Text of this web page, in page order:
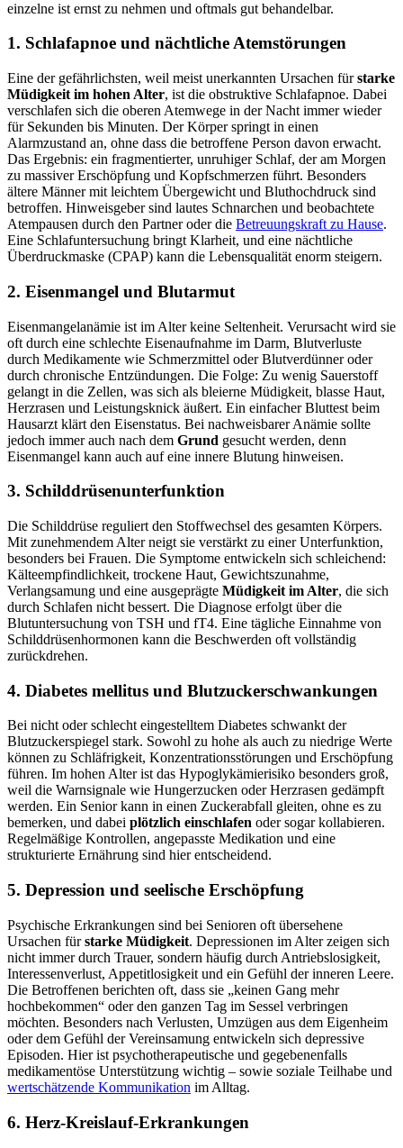
einzelne ist ernst zu nehmen und oftmals gut behandelbar.
1. Schlafapnoe und nächtliche Atemstörungen
Eine der gefährlichsten, weil meist unerkannten Ursachen fürstarke
Müdigkeit im hohen Alter, ist die obstruktive Schlafapnoe. Dabei
verschlafen sich die oberen Atemwege in der Nacht immer wieder
für Sekunden bis Minuten. Der Körper springt in einen
Alarmzustand an, ohne dass die betroffene Person davon erwacht.
Das Ergebnis: ein fragmentierter, unruhiger Schlaf, der am Morgen
zu massiver Erschöpfung und Kopfschmerzen führt. Besonders
ältere Männer mit leichtem Übergewicht und Bluthochdruck sind
betroffen. Hinweisgeber sind lautes Schnarchen und beobachtete
Atempausen durch den Partner oder die Betreuungskraft zu Hause.
Eine Schlafuntersuchung bringt Klarheit, und eine nächtliche
Überdruckmaske (CPAP) kann die Lebensqualität enorm steigern.
2. Eisenmangel und Blutarmut
Eisenmangelanämie ist im Alter keine Seltenheit. Verursacht wird sie
oft durch eine schlechte Eisenaufnahme im Darm, Blutverluste
durch Medikamente wie Schmerzmittel oder Blutverdünner oder
durch chronische Entzündungen. Die Folge: Zu wenig Sauerstoff
gelangt in die Zellen, was sich als bleierne Müdigkeit, blasse Haut,
Herzrasen und Leistungsknick äußert. Ein einfacher Bluttest beim
Hausarzt klärt den Eisenstatus. Bei nachweisbarer Anämie sollte
jedoch immer auch nach dem Grund gesucht werden, denn
Eisenmangel kann auch auf eine innere Blutung hinweisen.
3. Schilddrüsenunterfunktion
Die Schilddrüse reguliert den Stoffwechsel des gesamten Körpers.
Mit zunehmendem Alter neigt sie verstärkt zu einer Unterfunktion,
besonders bei Frauen. Die Symptome entwickeln sich schleichend:
Kälteempfindlichkeit, trockene Haut, Gewichtszunahme,
Verlangsamung und eine ausgeprägte Müdigkeit im Alter, die sich
durch Schlafen nicht bessert. Die Diagnose erfolgt über die
Blutuntersuchung von TSH und fT4. Eine tägliche Einnahme von
Schilddrüsenhormonen kann die Beschwerden oft vollständig
zurückdrehen.
4. Diabetes mellitus und Blutzuckerschwankungen
Bei nicht oder schlecht eingestelltem Diabetes schwankt der
Blutzuckerspiegel stark. Sowohl zu hohe als auch zu niedrige Werte
können zu Schläfrigkeit, Konzentrationsstörungen und Erschöpfung
führen. Im hohen Alter ist das Hypoglykämierisiko besonders groß,
weil die Warnsignale wie Hungerzucken oder Herzrasen gedämpft
werden. Ein Senior kann in einen Zuckerabfall gleiten, ohne es zu
bemerken, und dabei plötzlich einschlafen oder sogar kollabieren.
Regelmäßige Kontrollen, angepasste Medikation und eine
strukturierte Ernährung sind hier entscheidend.
5. Depression und seelische Erschöpfung
Psychische Erkrankungen sind bei Senioren oft übersehene
Ursachen fürstarke Müdigkeit. Depressionen im Alter zeigen sich
nicht immer durch Trauer, sondern häufig durch Antriebslosigkeit,
Interessenverlust, Appetitlosigkeit und ein Gefühl der inneren Leere.
Die Betroffenen berichten oft, dass sie „keinen Gang mehr
hochbekommen“ oder den ganzen Tag im Sessel verbringen
möchten. Besonders nach Verlusten, Umzügen aus dem Eigenheim
oder dem Gefühl der Vereinsamung entwickeln sich depressive
Episoden. Hier ist psychotherapeutische und gegebenenfalls
medikamentöse Unterstützung wichtig – sowie soziale Teilhabe und
wertschätzende Kommunikation im Alltag.
6. Herz-Kreislauf-Erkrankungen